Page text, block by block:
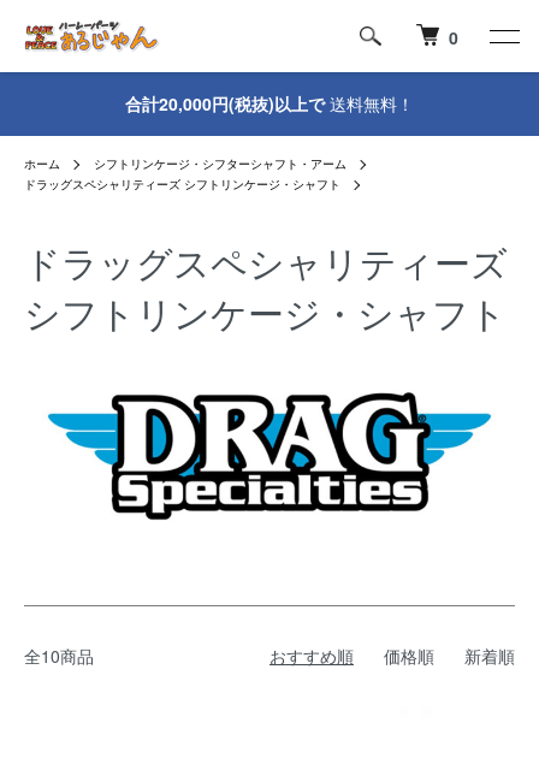
0
合計20,000円(税抜)以上で送料無料！
ホーム
シフトリンケージ・シフターシャフト・アーム
ドラッグスペシャリティーズ シフトリンケージ・シャフト
ドラッグスペシャリティーズ
シフトリンケージ・シャフト
全10商品 おすすめ順 価格順 新着順